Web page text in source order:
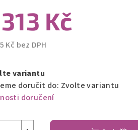
Kč
Kč bez DPH
variantu
doručit do: Zvolte variantu
doručení